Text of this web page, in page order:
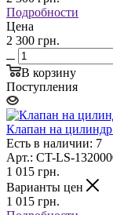
Подробности
Цена
2 300 грн.
В корзину
Поступления
Клапан на
Есть в наличии: 7
Арт.: CT-LS-
1 015 грн.
Варианты цен
1 015 грн.